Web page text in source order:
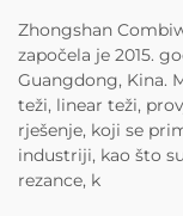
Zhongshan
započela je 2015.
Guangdong, Kina.
teži, linear teži,
rješenje, koji se
industriji, kao što
rezance, k